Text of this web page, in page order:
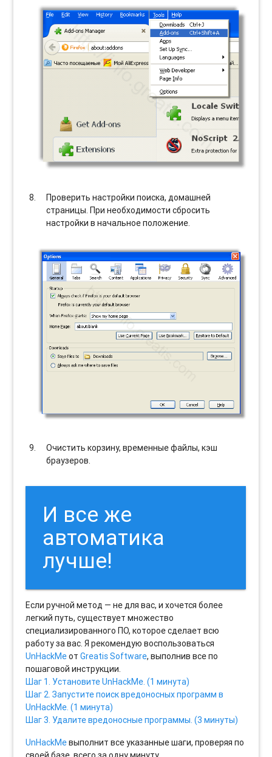
Проверить настройки поиска, домашней
страницы. При необходимости сбросить
настройки в начальное положение.
Очистить корзину, временные файлы, кэш
браузеров.
И все же
автоматика
лучше!
Если ручной метод — не для вас, и хочется более
легкий путь, существует множество
специализированного ПО, которое сделает всю
работу за вас. Я рекомендую воспользоваться
UnHackMeотGreatis Software, выполнив все по
пошаговой инструкции.
Шаг 1. Установите UnHackMe. (1 минута)
Шаг 2. Запустите поиск вредоносных программ в
UnHackMe. (1 минута)
Шаг 3. Удалите вредоносные программы. (3 минуты)
UnHackMeвыполнит все указанные шаги, проверяя по